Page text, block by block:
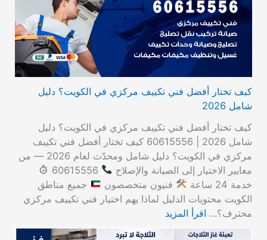
كيف تختار أفضل فني تكييف مركزي في الكويت؟ دليل
شامل 2026
كيف تختار أفضل فني تكييف مركزي في الكويت؟ دليل
شامل 2026 | 60615556 كيف تختار أفضل فني تكييف
مركزي في الكويت؟ دليل شامل ومحدّث لعام 2026 — من
معايير الاختيار إلى الصيانة والإصلاح
خدمة 24 ساعة
فنيون متخصصون
جميع مناطق
الكويت محتويات الدليل لماذا يهم اختيار فني تكييف مركزي
محترف؟… اقرأ المزيد